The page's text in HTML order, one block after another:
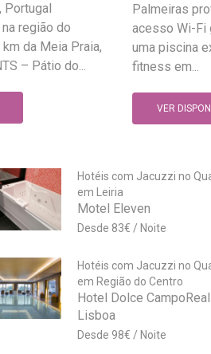
região do
da Meia Praia,
– Pátio do...
Palmeiras
acesso Wi-Fi
uma piscina
fitness em...
VER
Hotéis com Jacuzzi no
em Leiria
Motel Eleven
83€
Hotéis com Jacuzzi no
em Região do Centro
Hotel Dolce CampoReal
Lisboa
98€